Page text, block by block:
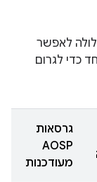
לאפשר
כדי לגרום
גרסאות
AOSP
מעודכנות